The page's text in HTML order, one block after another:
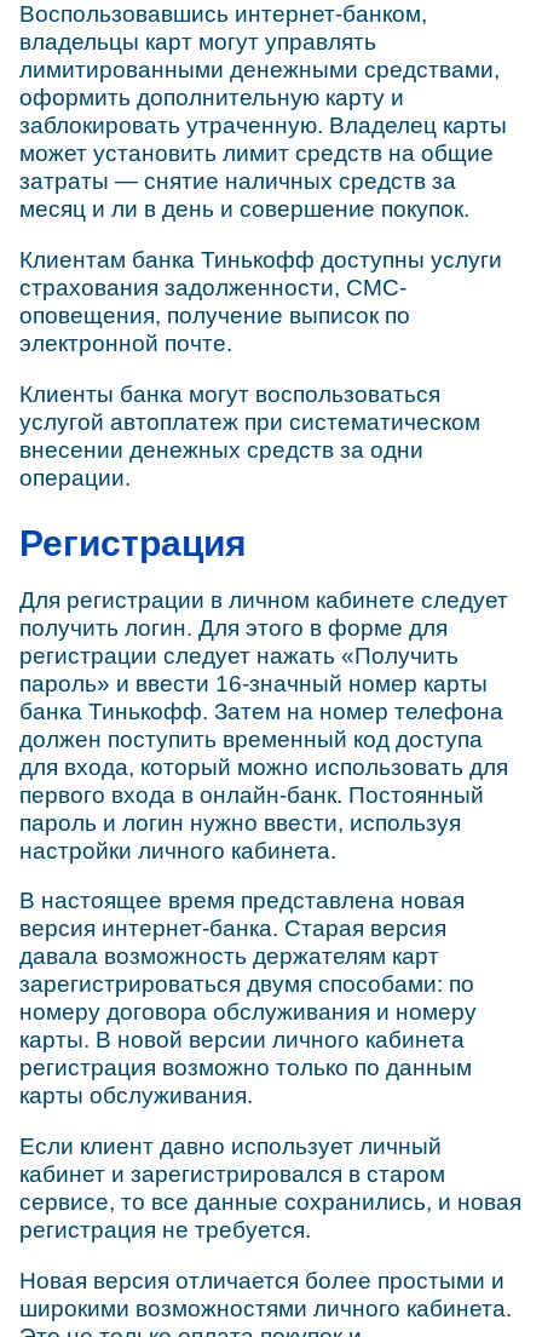
Воспользовавшись интернет-банком,
владельцы карт могут управлять
лимитированными денежными средствами,
оформить дополнительную карту и
заблокировать утраченную. Владелец карты
может установить лимит средств на общие
затраты — снятие наличных средств за
месяц и ли в день и совершение покупок.
Клиентам банка Тинькофф доступны услуги
страхования задолженности, СМС-
оповещения, получение выписок по
электронной почте.
Клиенты банка могут воспользоваться
услугой автоплатеж при систематическом
внесении денежных средств за одни
операции.
Регистрация
Для регистрации в личном кабинете следует
получить логин. Для этого в форме для
регистрации следует нажать «Получить
пароль» и ввести 16-значный номер карты
банка Тинькофф. Затем на номер телефона
должен поступить временный код доступа
для входа, который можно использовать для
первого входа в онлайн-банк. Постоянный
пароль и логин нужно ввести, используя
настройки личного кабинета.
В настоящее время представлена новая
версия интернет-банка. Старая версия
давала возможность держателям карт
зарегистрироваться двумя способами: по
номеру договора обслуживания и номеру
карты. В новой версии личного кабинета
регистрация возможно только по данным
карты обслуживания.
Если клиент давно использует личный
кабинет и зарегистрировался в старом
сервисе, то все данные сохранились, и новая
регистрация не требуется.
Новая версия отличается более простыми и
широкими возможностями личного кабинета.